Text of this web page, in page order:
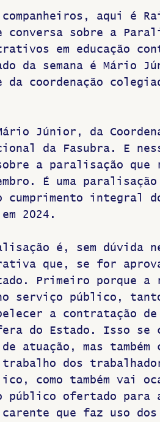
aqui é
conversa sobre a
em educação
da semana é Mário
coordenação
Júnior, da
da Fasubra. E
a paralisação que
É uma
integral
2024.
é, sem dúvida
que, se for
Primeiro porque a
serviço público,
a contratação de
do Estado. Isso se
atuação, mas também
trabalho dos
como também vai
público ofertado para
carente que faz uso